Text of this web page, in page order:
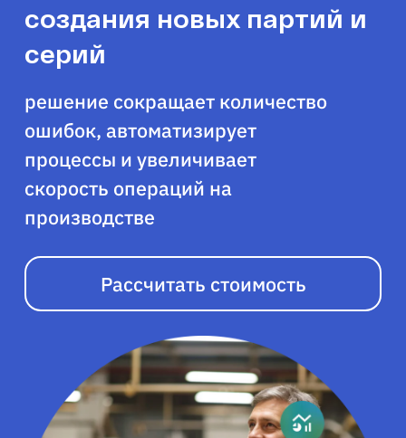
создания новых партий и
серий
решение сокращает количество
ошибок, автоматизирует
процессы и увеличивает
скорость операций на
производстве
Рассчитать стоимость